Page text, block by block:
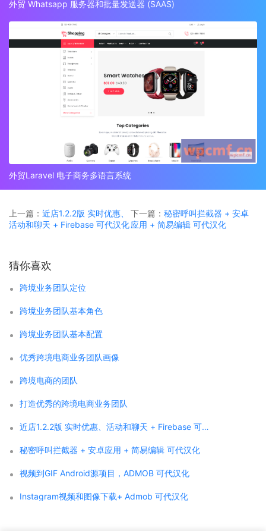
外贸 Whatsapp 服务器和批量发送器 (SAAS)
外贸Laravel 电子商务多语言系统
上一篇： 近店1.2.2版 实时优惠、
活动和聊天 + Firebase 可代汉化
下一篇： 秘密呼叫拦截器 + 安卓
应用 + 简易编辑 可代汉化
猜你喜欢
跨境业务团队定位
跨境业务团队基本角色
跨境业务团队基本配置
优秀跨境电商业务团队画像
跨境电商的团队
打造优秀的跨境电商业务团队
近店1.2.2版 实时优惠、活动和聊天 + Firebase 可代汉化
秘密呼叫拦截器 + 安卓应用 + 简易编辑 可代汉化
视频到GIF Android源项目，ADMOB 可代汉化
Instagram视频和图像下载+ Admob 可代汉化